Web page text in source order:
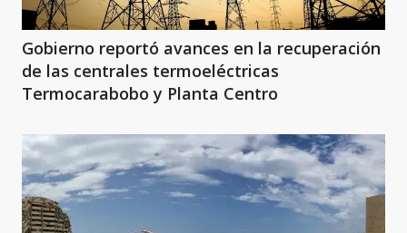
Gobierno reportó avances en la recuperación
de las centrales termoeléctricas
Termocarabobo y Planta Centro